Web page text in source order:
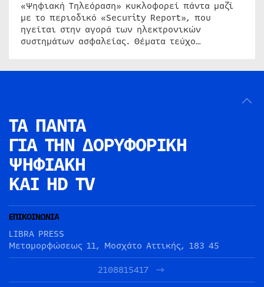
«Ψηφιακή Τηλεόραση» κυκλοφορεί πάντα μαζί
με το περιοδικό «Security Report», που
ηγείται στην αγορά των ηλεκτρονικών
συστημάτων ασφαλείας. Θέματα τεύχο…
ΤΑ ΠΑΝΤΑ
ΓΙΑ ΤΗΝ ΔΟΡΥΦΟΡΙΚΗ
ΨΗΦΙΑΚΗ
ΚΑΙ HD TV
ΕΠΙΚΟΙΝΩΝΙΑ
LIBRA PRESS
Μεταμορφώσεως 11, Μοσχάτο Αττικής, 183 45
2108815417